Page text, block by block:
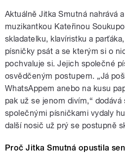
Aktuálně Jitka Smutná nahrává
muzikantkou Kateřinou
skladatelku, klavíristku a
písničky psát a se kterým si o
pochvaluje si. Jejich společné
osvědčeným postupem. „Já
WhatsAppem anebo na kusu
pak už se jenom divím,“
společnými písničkami vydaly
další nosič už prý se postupně
Proč Jitka Smutná opustila